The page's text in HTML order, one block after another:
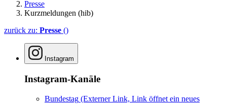
Presse
Kurzmeldungen (hib)
zurück zu: Presse ()
Instagram
Instagram-Kanäle
Bundestag (Externer Link, Link öffnet ein neues